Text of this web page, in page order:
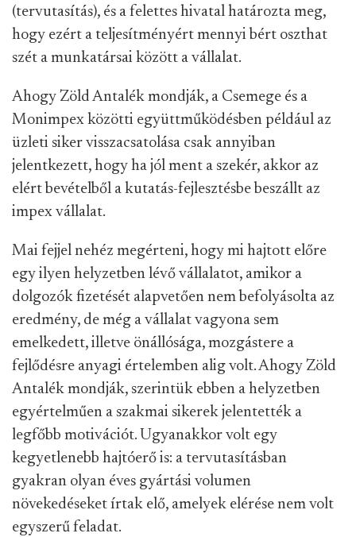
(tervutasítás), és a felettes hivatal határozta meg,
hogy ezért a teljesítményért mennyi bért oszthat
szét a munkatársai között a vállalat.
Ahogy Zöld Antalék mondják, a Csemege és a
Monimpex közötti együttműködésben például az
üzleti siker visszacsatolása csak annyiban
jelentkezett, hogy ha jól ment a szekér, akkor az
elért bevételből a kutatás-fejlesztésbe beszállt az
impex vállalat.
Mai fejjel nehéz megérteni, hogy mi hajtott előre
egy ilyen helyzetben lévő vállalatot, amikor a
dolgozók fizetését alapvetően nem befolyásolta az
eredmény, de még a vállalat vagyona sem
emelkedett, illetve önállósága, mozgástere a
fejlődésre anyagi értelemben alig volt. Ahogy Zöld
Antalék mondják, szerintük ebben a helyzetben
egyértelműen a szakmai sikerek jelentették a
legfőbb motivációt. Ugyanakkor volt egy
kegyetlenebb hajtóerő is: a tervutasításban
gyakran olyan éves gyártási volumen
növekedéseket írtak elő, amelyek elérése nem volt
egyszerű feladat.